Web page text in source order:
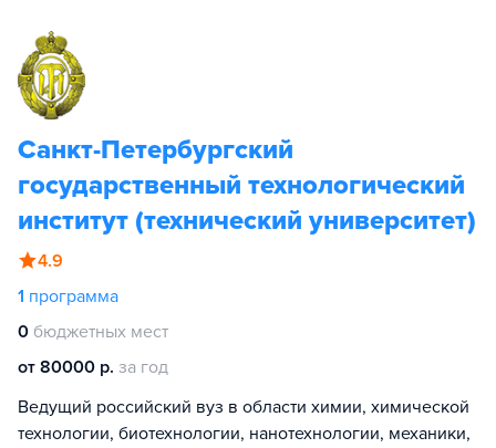
Санкт-Петербургский
государственный технологический
институт (технический университет)
4.9
1 программа
0 бюджетных мест
от 80000 р. за год
Ведущий российский вуз в области химии, химической
технологии, биотехнологии, нанотехнологии, механики,